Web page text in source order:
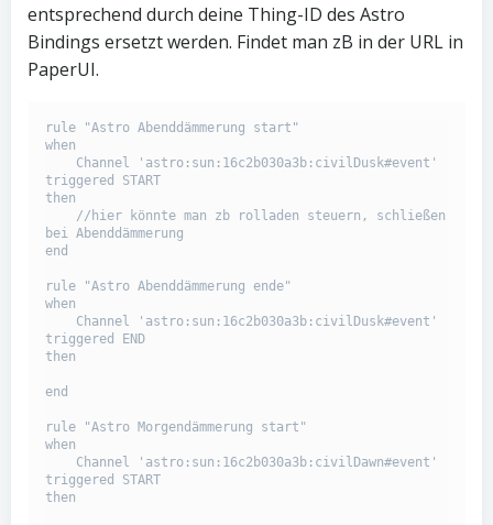
entsprechend durch deine Thing-ID des Astro
Bindings ersetzt werden. Findet man zB in der URL in
PaperUI.
rule "Astro Abenddämmerung start"
when
triggered START
then
bei Abenddämmerung
end
rule "Astro Abenddämmerung ende"
when
triggered END
then
end
rule "Astro Morgendämmerung start"
when
triggered START
then